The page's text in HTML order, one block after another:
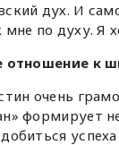
дух. И
мне по духу. Я
отношение к
очень
формирует